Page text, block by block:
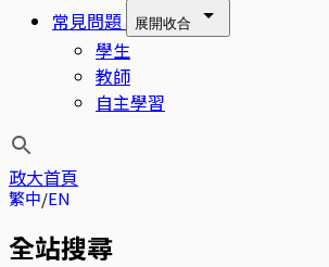
常見問題
展開收合
學生
教師
自主學習
政大首頁
繁中 EN
全站搜尋